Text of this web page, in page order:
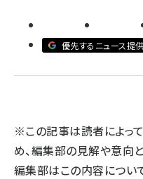
セミナー (2306)
優先するニュース提
※この記事は読者によっ
め、編集部の見解や意向と
編集部はこの内容につい